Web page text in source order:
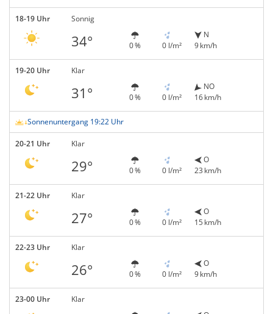
18-19 Uhr Sonnig
34° 0 % 0 l/m²
N
9 km/h
19-20 Uhr Klar
31° 0 % 0 l/m²
NO
16 km/h
Sonnenuntergang 19:22 Uhr
20-21 Uhr Klar
29° 0 % 0 l/m²
O
23 km/h
21-22 Uhr Klar
27° 0 % 0 l/m²
O
15 km/h
22-23 Uhr Klar
26° 0 % 0 l/m²
O
9 km/h
23-00 Uhr Klar